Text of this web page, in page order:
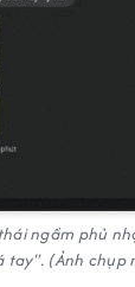
ngầm phủ
tay". (Ảnh chụp